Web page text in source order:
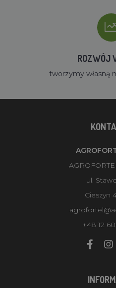
ROZWÓJ
tworzymy własną
ul.
Cieszyn
+48 12